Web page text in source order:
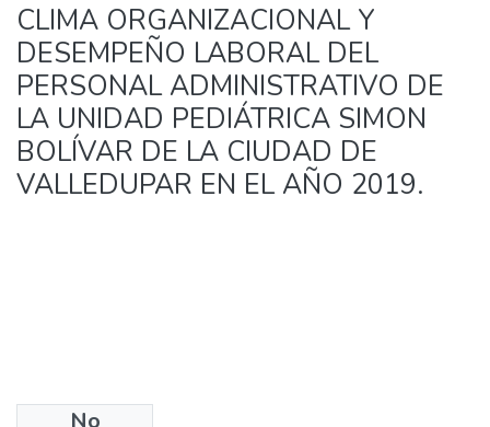
CLIMA ORGANIZACIONAL Y
DESEMPEÑO LABORAL DEL
PERSONAL ADMINISTRATIVO DE
LA UNIDAD PEDIÁTRICA SIMON
BOLÍVAR DE LA CIUDAD DE
VALLEDUPAR EN EL AÑO 2019.
No